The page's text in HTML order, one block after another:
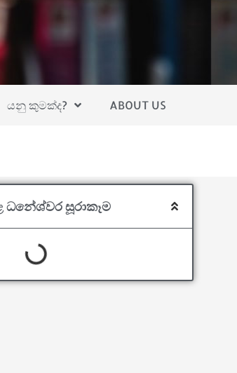
යනු කුමක්ද? ABOUT US
සූරාකෑම